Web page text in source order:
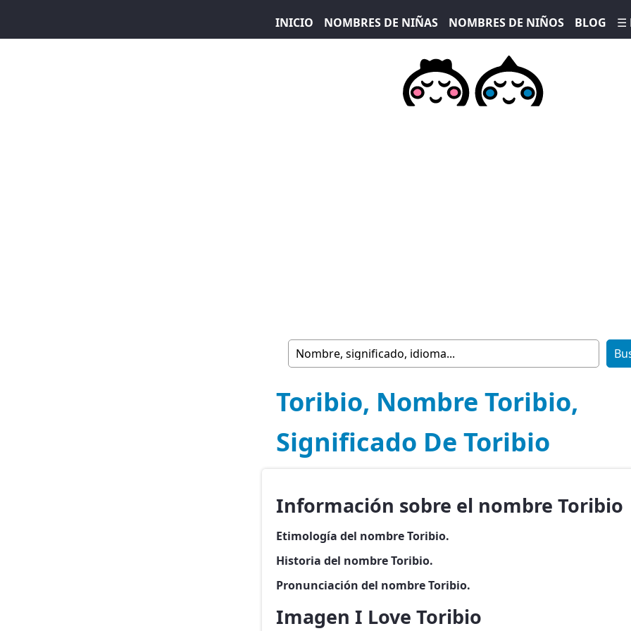
INICIO NOMBRES DE NIÑAS NOMBRES DE NIÑOS BLOG ☰
Toribio, Nombre Toribio,
Significado De Toribio
Información sobre el nombre Toribio
Etimología del nombre Toribio.
Historia del nombre Toribio.
Pronunciación del nombre Toribio.
Imagen I Love Toribio